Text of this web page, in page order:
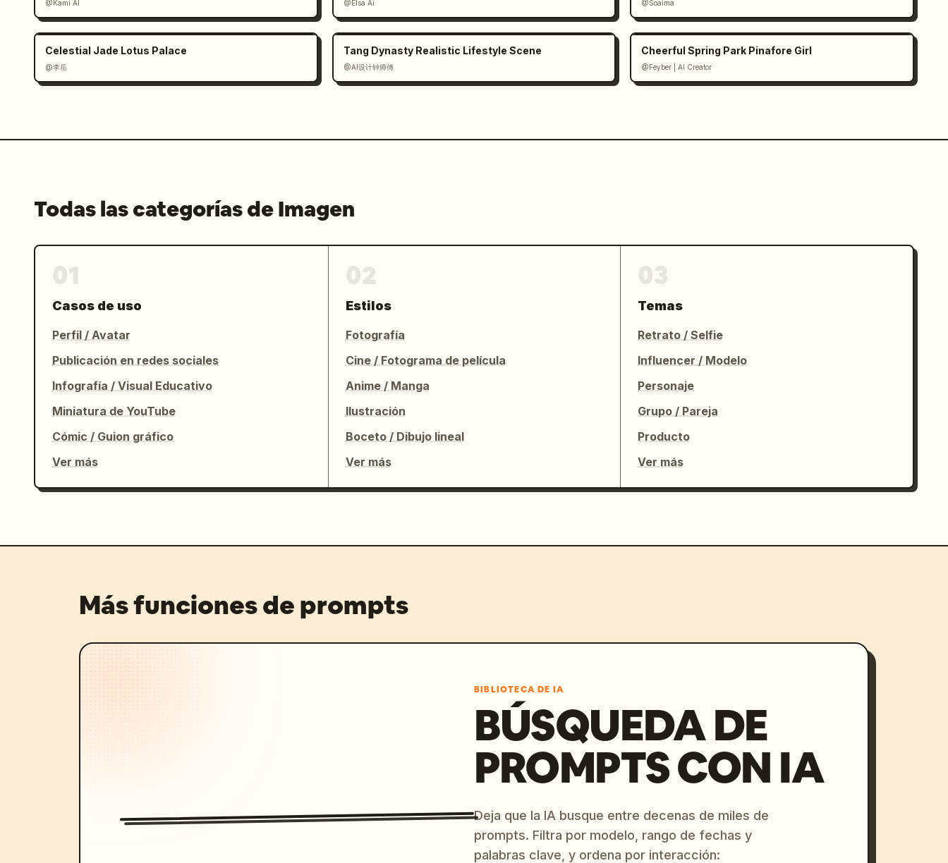
una página de envíos de lectores de una vieja revista de juegos o anime'.
Cuantos más detalles mires, más se deben transmitir la individualidad de cada
colaborador, las travesuras del equipo editorial, la cultura de los
colaboradores habituales y la historia de la serie de larga trayectoria.
Prioriza la atmósfera del departamento editorial y los lectores jugando
@Kami AI @Elsa Ai @Soaima
Celestial Jade Lotus Palace
@李岳
Tang Dynasty Realistic Lifestyle Scene
@AI设计钟师傅
Cheerful Spring Park Pinafore Girl
@Feyber | AI Creator
Todas las categorías de Imagen
Casos de uso
Perfil / Avatar
Publicación en redes sociales
Infografía / Visual Educativo
Miniatura de YouTube
Cómic / Guion gráfico
Ver más
Estilos
Fotografía
Cine / Fotograma de película
Anime / Manga
Ilustración
Boceto / Dibujo lineal
Ver más
Temas
Retrato / Selfie
Influencer / Modelo
Personaje
Grupo / Pareja
Producto
Ver más
Más funciones de prompts
BIBLIOTECA DE IA
BÚSQUEDA DE
PROMPTS CON IA
Deja que la IA busque entre decenas de miles de
prompts. Filtra por modelo, rango de fechas y
palabras clave, y ordena por interacción: